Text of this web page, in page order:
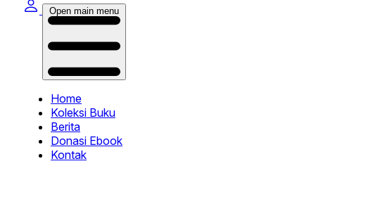
Open main menu
Home
Koleksi Buku
Berita
Donasi Ebook
Kontak